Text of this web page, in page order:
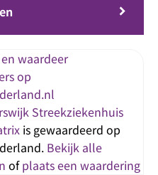
Streekziekenhuis
is gewaardeerd op
Bekijk alle
ofplaats een waardering